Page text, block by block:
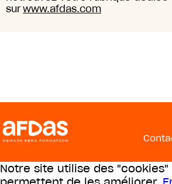
surwww.afdas.com
Notre site utilise des